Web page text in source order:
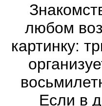
любом
картинку:
Если в